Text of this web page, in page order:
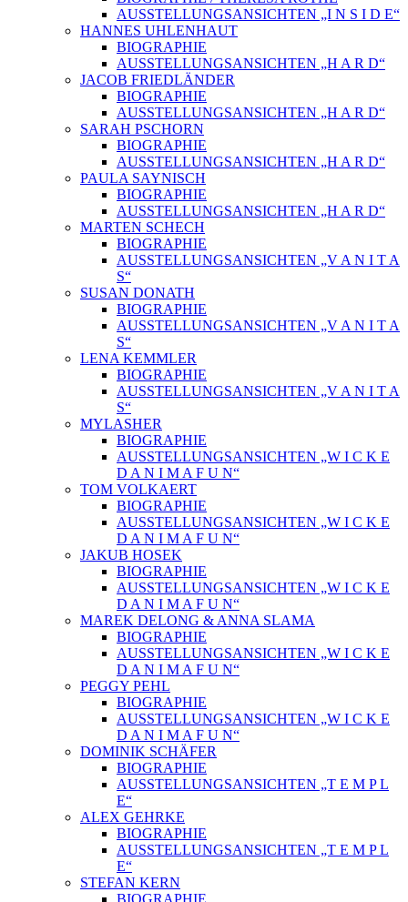
AUSSTELLUNGSANSICHTEN „I N S I D E“
HANNES UHLENHAUT
BIOGRAPHIE
AUSSTELLUNGSANSICHTEN „H A R D“
JACOB FRIEDLÄNDER
BIOGRAPHIE
AUSSTELLUNGSANSICHTEN „H A R D“
SARAH PSCHORN
BIOGRAPHIE
AUSSTELLUNGSANSICHTEN „H A R D“
PAULA SAYNISCH
BIOGRAPHIE
AUSSTELLUNGSANSICHTEN „H A R D“
MARTEN SCHECH
BIOGRAPHIE
AUSSTELLUNGSANSICHTEN „V A N I T A
S“
SUSAN DONATH
BIOGRAPHIE
AUSSTELLUNGSANSICHTEN „V A N I T A
S“
LENA KEMMLER
BIOGRAPHIE
AUSSTELLUNGSANSICHTEN „V A N I T A
S“
MYLASHER
BIOGRAPHIE
AUSSTELLUNGSANSICHTEN „W I C K E
D A N I M A F U N“
TOM VOLKAERT
BIOGRAPHIE
AUSSTELLUNGSANSICHTEN „W I C K E
D A N I M A F U N“
JAKUB HOSEK
BIOGRAPHIE
AUSSTELLUNGSANSICHTEN „W I C K E
D A N I M A F U N“
MAREK DELONG & ANNA SLAMA
BIOGRAPHIE
AUSSTELLUNGSANSICHTEN „W I C K E
D A N I M A F U N“
PEGGY PEHL
BIOGRAPHIE
AUSSTELLUNGSANSICHTEN „W I C K E
D A N I M A F U N“
DOMINIK SCHÄFER
BIOGRAPHIE
AUSSTELLUNGSANSICHTEN „T E M P L
E“
ALEX GEHRKE
BIOGRAPHIE
AUSSTELLUNGSANSICHTEN „T E M P L
E“
STEFAN KERN
BIOGRAPHIE